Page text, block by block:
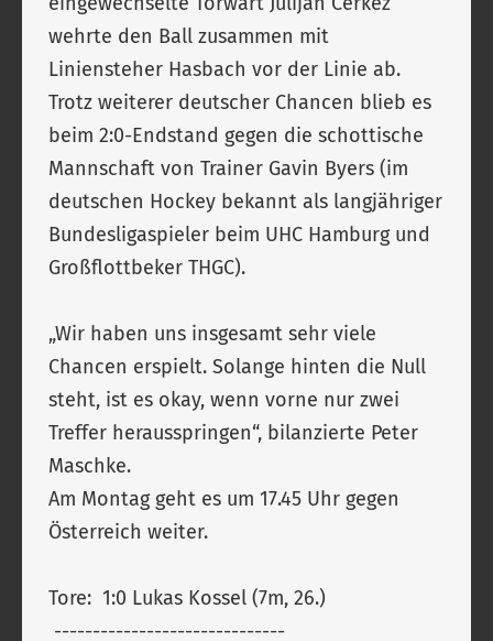
wehrte den Ball zusammen mit
Liniensteher Hasbach vor der Linie ab.
Trotz weiterer deutscher Chancen blieb es
beim 2:0-Endstand gegen die schottische
Mannschaft von Trainer Gavin Byers (im
deutschen Hockey bekannt als langjähriger
Bundesligaspieler beim UHC Hamburg und
Großflottbeker THGC).
„Wir haben uns insgesamt sehr viele
Chancen erspielt. Solange hinten die Null
steht, ist es okay, wenn vorne nur zwei
Treffer herausspringen“, bilanzierte Peter
Maschke.
Am Montag geht es um 17.45 Uhr gegen
Österreich weiter.
Tore: 1:0 Lukas Kossel (7m, 26.)
------------------------------